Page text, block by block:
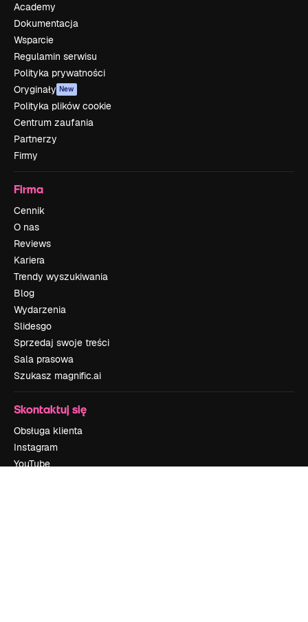
Academy
Dokumentacja
Wsparcie
Regulamin serwisu
Polityka prywatności
Oryginały New
Polityka plików cookie
Centrum zaufania
Partnerzy
Firmy
Firma
Cennik
O nas
Reviews
Kariera
Trendy wyszukiwania
Blog
Wydarzenia
Slidesgo
Sprzedaj swoje treści
Sala prasowa
Szukasz magnific.ai
Skontaktuj się
Obsługa klienta
Instagram
YouTube